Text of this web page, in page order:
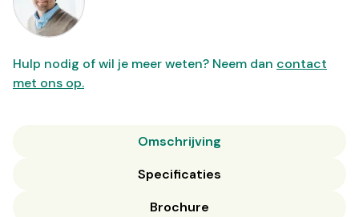
Hulp nodig of wil je meer weten? Neem dan contact
met ons op.
Omschrijving
Specificaties
Brochure